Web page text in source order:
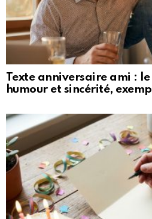
Texte anniversaire ami :
humour et sincérité,